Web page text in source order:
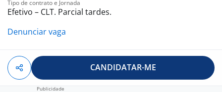
Tipo de contrato e Jornada
Efetivo – CLT. Parcial tardes.
Denunciar vaga
CANDIDATAR-ME